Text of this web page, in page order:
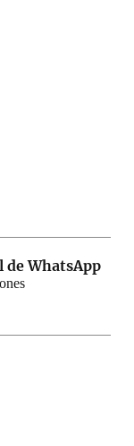
de WhatsApp